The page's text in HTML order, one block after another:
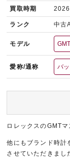
買取時期
ランク 中古
モデル
愛称/通称 バ
ロレックスのGMT
他にもブランド時計
させていただきまし